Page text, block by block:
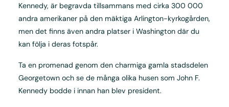
Kennedy, är begravda tillsammans med cirka 300 000
andra amerikaner på den mäktiga Arlington-kyrkogården,
men det finns även andra platser i Washington där du
kan följa i deras fotspår.
Ta en promenad genom den charmiga gamla stadsdelen
Georgetown och se de många olika husen som John F.
Kennedy bodde i innan han blev president.